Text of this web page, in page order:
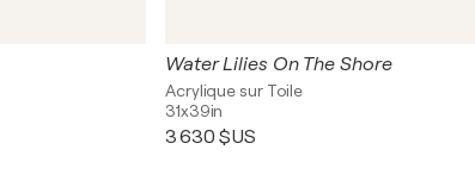
Water Lilies On The Shore
Acrylique sur Toile
31x39in
3 630 $US